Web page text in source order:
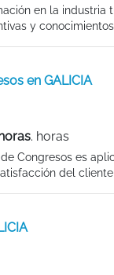
en la
y
en GALICIA
. horas
Congresos es
del cliente